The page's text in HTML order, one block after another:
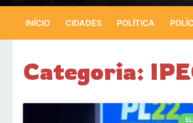
INÍCIO CIDADES POLÍTICA
Categoria: